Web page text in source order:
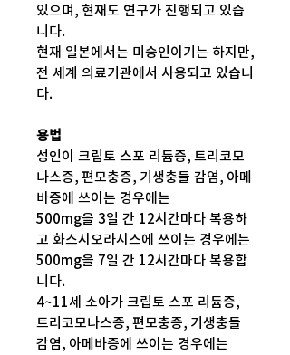
있으며, 현재도 연구가 진행되고 있습
니다.
현재 일본에서는 미승인이기는 하지만,
전 세계 의료기관에서 사용되고 있습니
다.
용법
성인이 크립토 스포 리듐증, 트리코모
나스증, 편모충증, 기생충들 감염, 아메
바증에 쓰이는 경우에는
500mg을 3일 간 12시간마다 복용하
고 화스시오라시스에 쓰이는 경우에는
500mg을 7일 간 12시간마다 복용합
니다.
4~11세 소아가 크립토 스포 리듐증,
트리코모나스증, 편모충증, 기생충들
감염, 아메바증에 쓰이는 경우에는